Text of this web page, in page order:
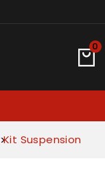
0
Kit Suspension